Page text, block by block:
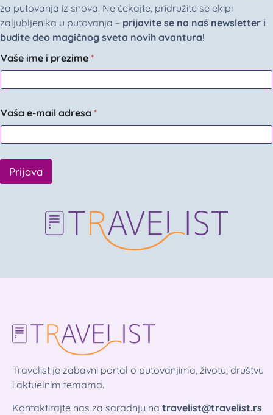
za putovanja iz snova! Ne čekajte, pridružite se ekipi
zaljubljenika u putovanja – prijavite se na naš newsletter i
budite deo magičnog sveta novih avantura!
Vaše ime i prezime *
Vaša e-mail adresa *
Prijava
Travelist je zabavni portal o putovanjima, životu, društvu
i aktuelnim temama.
Kontaktirajte nas za saradnju na travelist@travelist.rs